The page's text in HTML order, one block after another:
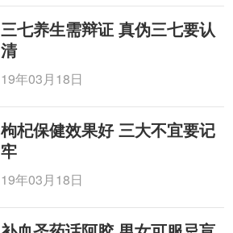
三七养生需辩证 真伪三七要认
清
19年03月18日
枸杞保健效果好 三大不宜要记
牢
19年03月18日